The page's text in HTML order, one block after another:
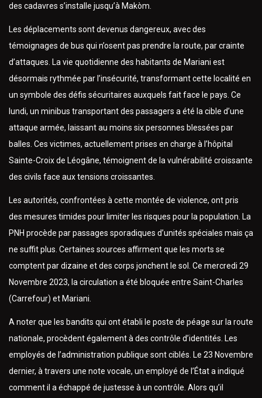
des cadavres s’installe jusqu’à Makòm.
Les déplacements sont devenus dangereux, avec des
témoignages de bus qui n’osent pas prendre la route, par crainte
d’attaques. La vie quotidienne des habitants de Mariani est
désormais rythmée par l’insécurité, transformant cette localité en
un symbole des défis sécuritaires auxquels fait face le pays. Ce
lundi, un minibus transportant des passagers a été la cible d’une
attaque armée, laissant au moins six personnes blessées par
balles. Ces victimes, actuellement prises en charge à l’hôpital
Sainte-Croix de Léogâne, témoignent de la vulnérabilité croissante
des civils face aux tensions croissantes.
Les autorités, confrontées à cette montée de violence, ont pris
des mesures timides pour limiter les risques pour la population. La
PNH procède par passages sporadiques d’unités spéciales mais ça
ne suffit plus. Certaines sources affirment que les morts se
comptent par dizaine et des corps jonchent le sol. Ce mercredi 29
Novembre 2023, la circulation a été bloquée entre Saint-Charles
(Carrefour) et Mariani.
A noter que les bandits qui ont établi le poste de péage sur la route
nationale, procèdent également à des contrôle d’identités. Les
employés de l’administration publique sont ciblés. Le 23 Novembre
dernier, à travers une note vocale, un employé de l’État a indiqué
comment il a échappé de justesse à un contrôle. Alors qu’il